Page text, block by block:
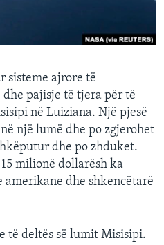
sisteme ajrore të
pajisje të tjera për të
në Luiziana. Një pjesë
një lumë dhe po zgjerohet
dhe po zhduket.
milionë dollarësh ka
dhe shkencëtarë
të deltës së lumit Misisipi.